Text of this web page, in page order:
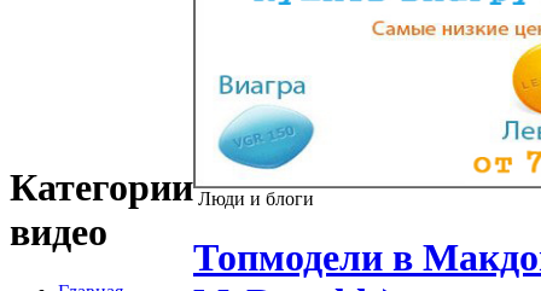
Категории
видео
Люди и блоги
Топмодели в